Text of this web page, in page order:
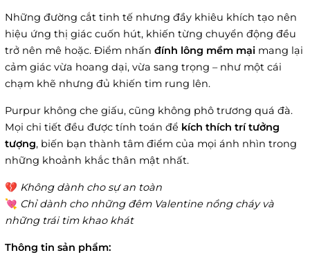
Những đường cắt tinh tế nhưng đầy khiêu khích tạo nên
hiệu ứng thị giác cuốn hút, khiến từng chuyển động đều
trở nên mê hoặc. Điểm nhấn đính lông mềm mại mang lại
cảm giác vừa hoang dại, vừa sang trọng – như một cái
chạm khẽ nhưng đủ khiến tim rung lên.
Purpur không che giấu, cũng không phô trương quá đà.
Mọi chi tiết đều được tính toán để kích thích trí tưởng
tượng, biến bạn thành tâm điểm của mọi ánh nhìn trong
những khoảnh khắc thân mật nhất.
💔 Không dành cho sự an toàn
💘 Chỉ dành cho những đêm Valentine nồng cháy và
những trái tim khao khát
Thông tin sản phẩm: